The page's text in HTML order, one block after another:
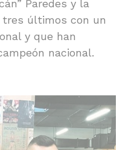
Paredes y la
tres últimos con un
y que han
nacional.